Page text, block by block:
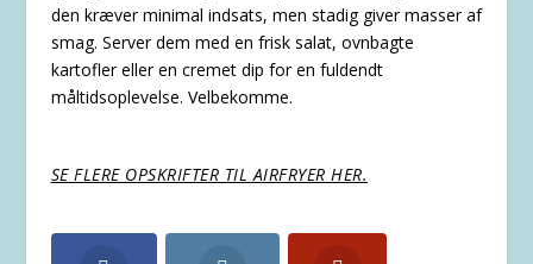
den kræver minimal indsats, men stadig giver masser af
smag. Server dem med en frisk salat, ovnbagte
kartofler eller en cremet dip for en fuldendt
måltidsoplevelse. Velbekomme.
SE FLERE OPSKRIFTER TIL AIRFRYER HER.